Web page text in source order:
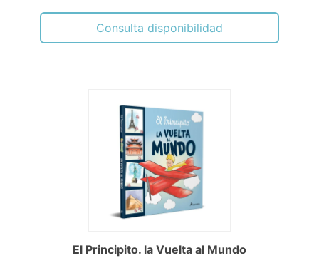
Consulta disponibilidad
El Principito. la Vuelta al Mundo